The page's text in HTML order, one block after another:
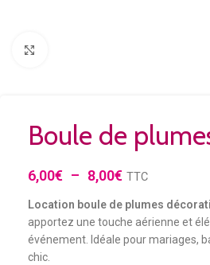
Boule de
6,00€ – 8,00€ TTC
Location boule de plumes
apportez une touche aérienne et
événement. Idéale pour mariages,
chic.